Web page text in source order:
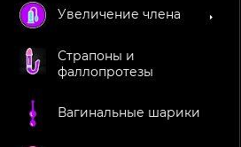
Увеличение члена
Страпоны и
фаллопротезы
Вагинальные шарики